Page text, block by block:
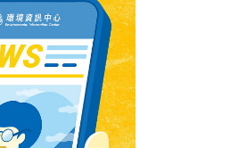
品樓盤進行檢測，
高，與全國普查室